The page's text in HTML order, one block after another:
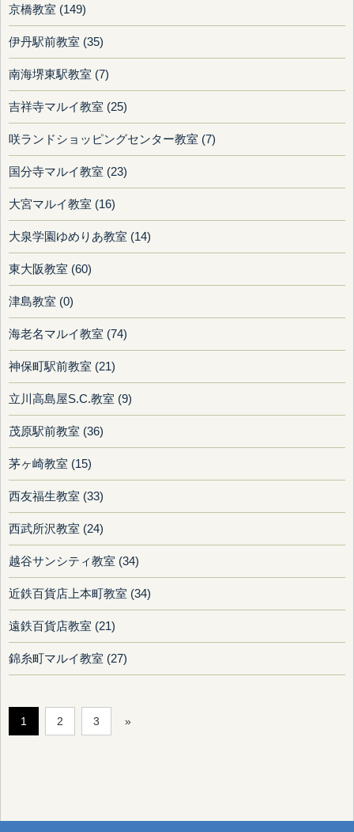
京橋教室 (149)
伊丹駅前教室 (35)
南海堺東駅教室 (7)
吉祥寺マルイ教室 (25)
咲ランドショッピングセンター教室 (7)
国分寺マルイ教室 (23)
大宮マルイ教室 (16)
大泉学園ゆめりあ教室 (14)
東大阪教室 (60)
津島教室 (0)
海老名マルイ教室 (74)
神保町駅前教室 (21)
立川高島屋S.C.教室 (9)
茂原駅前教室 (36)
茅ヶ崎教室 (15)
西友福生教室 (33)
西武所沢教室 (24)
越谷サンシティ教室 (34)
近鉄百貨店上本町教室 (34)
遠鉄百貨店教室 (21)
錦糸町マルイ教室 (27)
1 2 3 »